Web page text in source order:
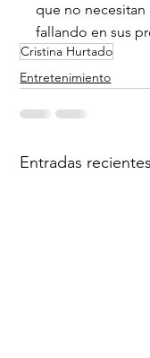
que no necesitan
fallando en sus
Cristina Hurtado
Entretenimiento
Entradas recientes